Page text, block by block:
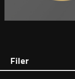
Filer